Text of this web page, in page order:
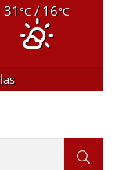
31°C/ 16°C